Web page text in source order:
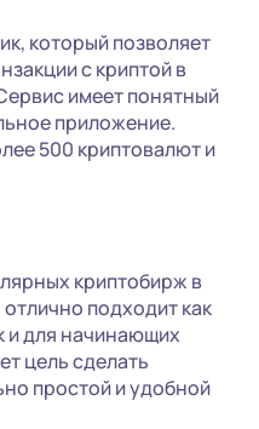
который позволяет
с криптой в
имеет понятный
приложение.
500 криптовалют и
криптобирж в
подходит как
и для начинающих
цель сделать
простой и удобной